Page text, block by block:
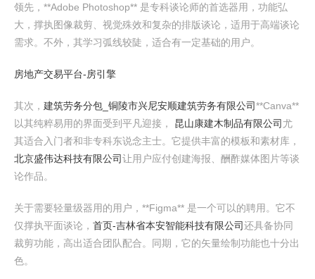
领先，**Adobe Photoshop** 是专科谈论师的首选器用，功能弘
大，撑执图像裁剪、视觉殊效和复杂的排版谈论，适用于高端谈论
需求。不外，其学习弧线较陡，适合有一定基础的用户。
房地产交易平台-房引擎
其次， 建筑劳务分包_铜陵市兴尼安顺建筑劳务有限公司**Canva**
以其纯粹易用的界面受到平凡迎接， 昆山康建木制品有限公司 尤
其适合入门者和非专科东说念主士。它提供丰富的模板和素材库，
北京盛伟达科技有限公司让用户应付创建海报、酬酢媒体图片等谈
论作品。
关于需要轻量级器用的用户，**Figma** 是一个可以的聘用。它不
仅撑执平面谈论， 首页-吉林省本安智能科技有限公司还具备协同
裁剪功能，高出适合团队配合。同期，它的矢量绘制功能也十分出
色。